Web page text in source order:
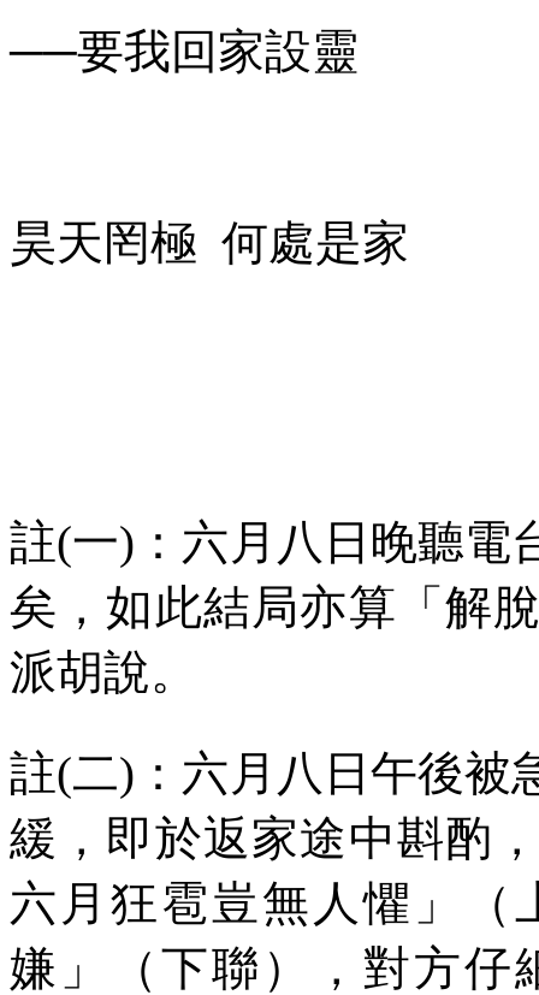
──要我回家設靈
昊天罔極 何處是家
註(一) ：六月八日晚聽
矣，如此結局亦算「解
派胡說。
註(二) ：六月八日午後
緩，即於返家途中斟酌
六月狂雹豈無人懼」（
嫌」（下聯），對方仔